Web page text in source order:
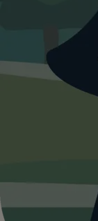
Heute ist
Opfinger
32°C und
Gute
7,73